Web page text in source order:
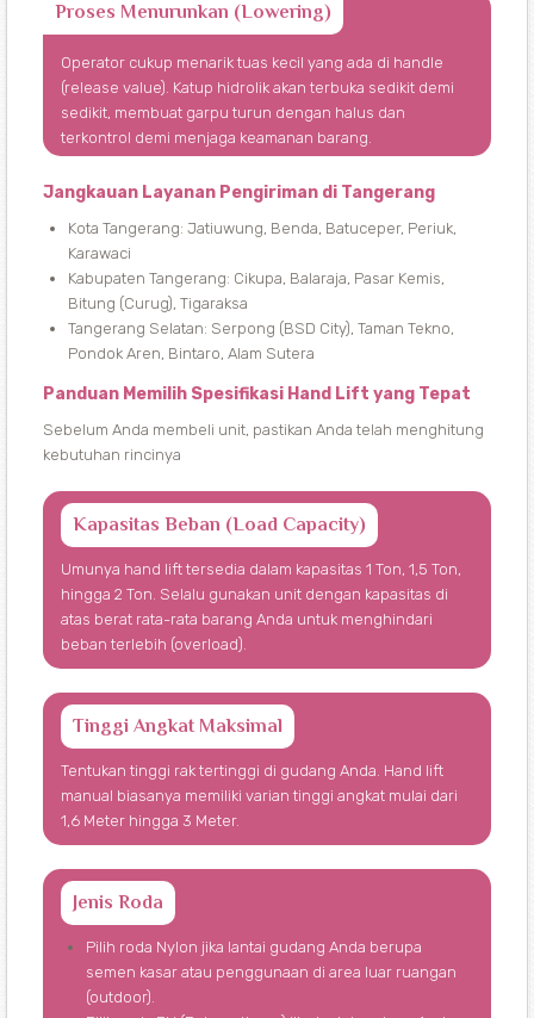
Proses Menurunkan (Lowering)
Operator cukup menarik tuas kecil yang ada di handle
(release value). Katup hidrolik akan terbuka sedikit demi
sedikit, membuat garpu turun dengan halus dan
terkontrol demi menjaga keamanan barang.
Jangkauan Layanan Pengiriman di Tangerang
Kota Tangerang: Jatiuwung, Benda, Batuceper, Periuk,
Karawaci
Kabupaten Tangerang: Cikupa, Balaraja, Pasar Kemis,
Bitung (Curug), Tigaraksa
Tangerang Selatan: Serpong (BSD City), Taman Tekno,
Pondok Aren, Bintaro, Alam Sutera
Panduan Memilih Spesifikasi Hand Lift yang Tepat
Sebelum Anda membeli unit, pastikan Anda telah menghitung
kebutuhan rincinya
Kapasitas Beban (Load Capacity)
Umunya hand lift tersedia dalam kapasitas 1 Ton, 1,5 Ton,
hingga 2 Ton. Selalu gunakan unit dengan kapasitas di
atas berat rata-rata barang Anda untuk menghindari
beban terlebih (overload).
Tinggi Angkat Maksimal
Tentukan tinggi rak tertinggi di gudang Anda. Hand lift
manual biasanya memiliki varian tinggi angkat mulai dari
1,6 Meter hingga 3 Meter.
Jenis Roda
Pilih roda Nylon jika lantai gudang Anda berupa
semen kasar atau penggunaan di area luar ruangan
(outdoor).